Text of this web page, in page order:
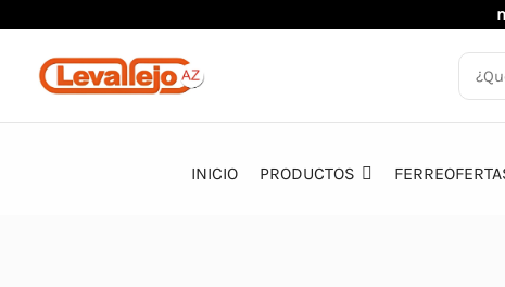
contenido
INICIO PRODUCTOS